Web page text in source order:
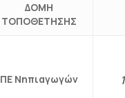
ΔΟΜΗ
ΤΟΠΟΘΕΤΗΣΗΣ
ΠΕ Νηπιαγωγών 1